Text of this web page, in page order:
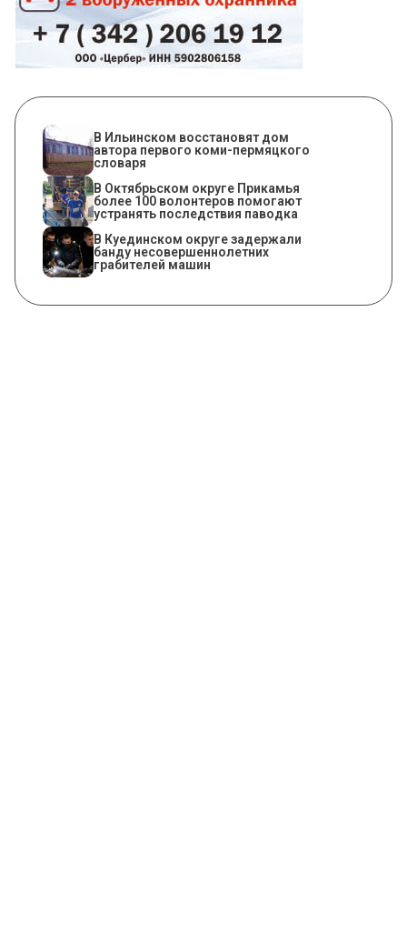
В Ильинском восстановят дом
автора первого коми-пермяцкого
словаря
В Октябрьском округе Прикамья
более 100 волонтеров помогают
устранять последствия паводка
В Куединском округе задержали
банду несовершеннолетних
грабителей машин